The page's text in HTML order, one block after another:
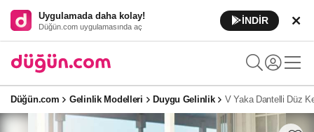
Uygulamada daha kolay!
Düğün.com uygulamasında aç
İNDİR
Düğün.com Gelinlik Modelleri Duygu Gelinlik V Yaka Dantelli Düz